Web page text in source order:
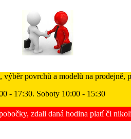
povrchů a modelů na
- 17:30. Soboty 10:00 - 15:30
zdali daná hodina platí či